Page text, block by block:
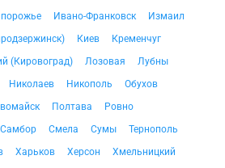
Ивано-Франковск
Измаил
Киев
Кременчуг
(Кировоград) Лозовая
Лубны
Николаев Никополь
Обухов
Полтава
Ровно
Самбор Смела Сумы
Тернополь
Харьков Херсон
Хмельницкий